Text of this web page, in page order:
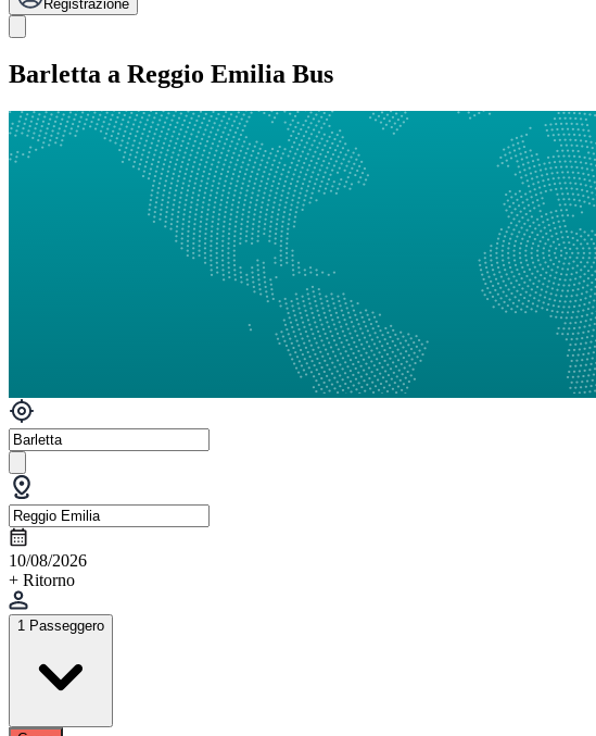
Registrazione
Barletta a Reggio Emilia Bus
10/08/2026
+ Ritorno
1 Passeggero